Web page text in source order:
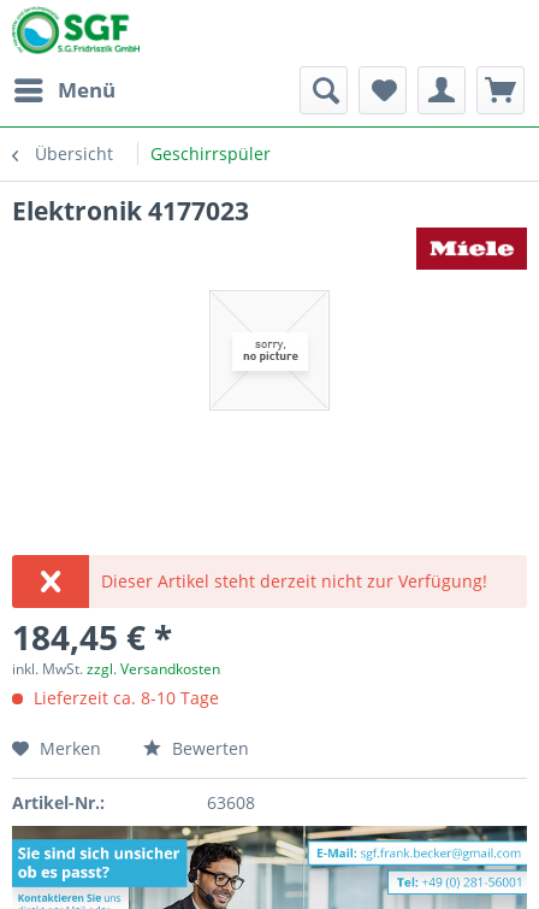
Menü
Übersicht Geschirrspüler
Elektronik 4177023
Dieser Artikel steht derzeit nicht zur Verfügung!
184,45 € *
inkl. MwSt.zzgl. Versandkosten
Lieferzeit ca. 8-10 Tage
Merken Bewerten
Artikel-Nr.: 63608